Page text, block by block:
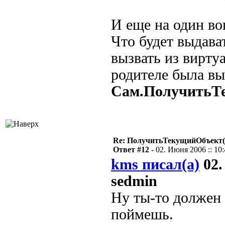
И еще на один
Что будет
вызвать из
родителе была
Re:
Ответ #12 - 02. Июня 2006 ::
kms писал(а)
sedmin
Ну ты-то должен
поймешь.